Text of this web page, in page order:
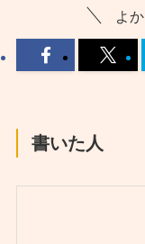
よ
書いた人